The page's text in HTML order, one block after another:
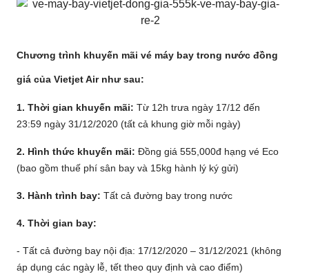
Chương trình khuyến mãi vé máy bay trong nước đồng
giá của Vietjet Air như sau:
1. Thời gian khuyến mãi: Từ 12h trưa ngày 17/12 đến
23:59 ngày 31/12/2020 (tất cả khung giờ mỗi ngày)
2. Hình thức khuyến mãi: Đồng giá 555,000đ hạng vé Eco
(bao gồm thuế phí sân bay và 15kg hành lý ký gửi)
3. Hành trình bay: Tất cả đường bay trong nước
4. Thời gian bay:
- Tất cả đường bay nội địa: 17/12/2020 – 31/12/2021 (không
áp dụng các ngày lễ, tết theo quy định và cao điểm)